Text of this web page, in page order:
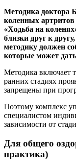
Методика доктора
коленных артритов
«Ходьба на
близки друг к
методику должен
которые может
Методика включает
ранних стадиях
запрещены при
Поэтому комплекс
специалистом
зависимости от
Для общего
практика)